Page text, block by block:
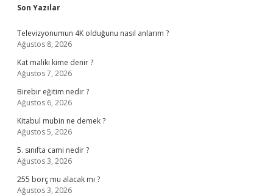
Sidebar
Son Yazılar
Televizyonumun 4K olduğunu nasıl anlarım ?
Ağustos 8, 2026
Kat maliki kime denir ?
Ağustos 7, 2026
Birebir eğitim nedir ?
Ağustos 6, 2026
Kitabul mubin ne demek ?
Ağustos 5, 2026
5. sınıfta cami nedir ?
Ağustos 3, 2026
255 borç mu alacak mı ?
Ağustos 3, 2026